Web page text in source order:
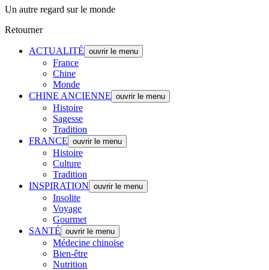
Un autre regard sur le monde
Retourner
ACTUALITÉ ouvrir le menu
France
Chine
Monde
CHINE ANCIENNE ouvrir le menu
Histoire
Sagesse
Tradition
FRANCE ouvrir le menu
Histoire
Culture
Tradition
INSPIRATION ouvrir le menu
Insolite
Voyage
Gourmet
SANTÉ ouvrir le menu
Médecine chinoise
Bien-être
Nutrition